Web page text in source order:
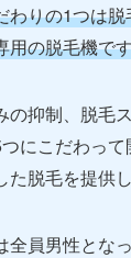
わりの1つは
用の脱毛機で
の抑制、脱毛
にこだわっ
た脱毛を提供
全員男性とな